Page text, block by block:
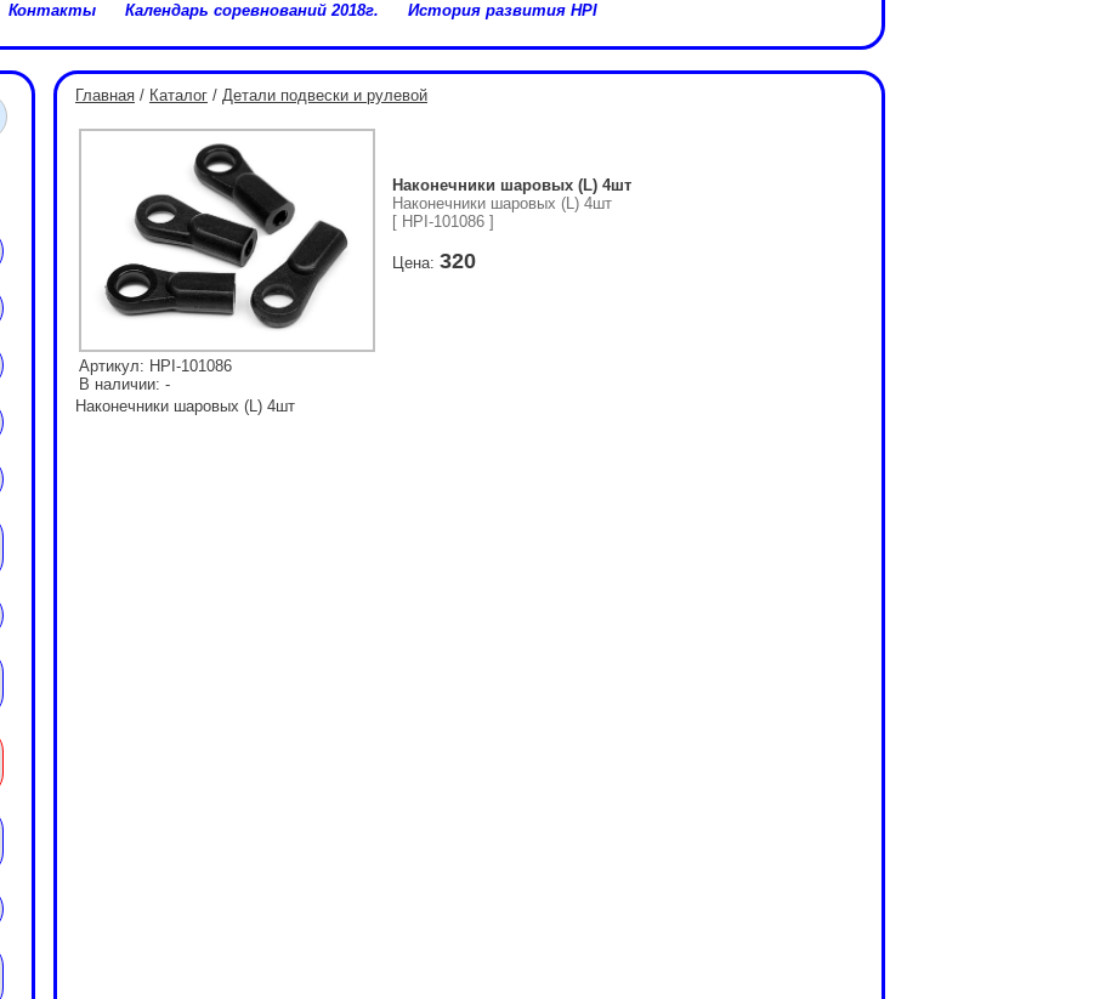
Контакты Календарь соревнований 2018г. История развития HPI
Главная / Каталог / Детали подвески и рулевой
Наконечники шаровых (L) 4шт
Наконечники шаровых (L) 4шт
[ HPI-101086 ]
Цена: 320
Артикул: HPI-101086
В наличии: -
Наконечники шаровых (L) 4шт